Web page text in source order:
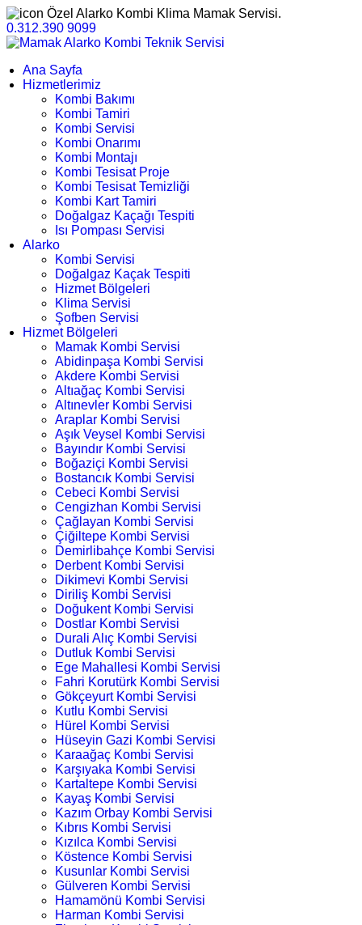
Özel Alarko Kombi Klima Mamak Servisi.
0.312.390 9099
Ana Sayfa
Hizmetlerimiz
Kombi Bakımı
Kombi Tamiri
Kombi Servisi
Kombi Onarımı
Kombi Montajı
Kombi Tesisat Proje
Kombi Tesisat Temizliği
Kombi Kart Tamiri
Doğalgaz Kaçağı Tespiti
Isı Pompası Servisi
Alarko
Kombi Servisi
Doğalgaz Kaçak Tespiti
Hizmet Bölgeleri
Klima Servisi
Şofben Servisi
Hizmet Bölgeleri
Mamak Kombi Servisi
Abidinpaşa Kombi Servisi
Akdere Kombi Servisi
Altıağaç Kombi Servisi
Altınevler Kombi Servisi
Araplar Kombi Servisi
Aşık Veysel Kombi Servisi
Bayındır Kombi Servisi
Boğaziçi Kombi Servisi
Bostancık Kombi Servisi
Cebeci Kombi Servisi
Cengizhan Kombi Servisi
Çağlayan Kombi Servisi
Çiğiltepe Kombi Servisi
Demirlibahçe Kombi Servisi
Derbent Kombi Servisi
Dikimevi Kombi Servisi
Diriliş Kombi Servisi
Doğukent Kombi Servisi
Dostlar Kombi Servisi
Durali Alıç Kombi Servisi
Dutluk Kombi Servisi
Ege Mahallesi Kombi Servisi
Fahri Korutürk Kombi Servisi
Gökçeyurt Kombi Servisi
Kutlu Kombi Servisi
Hürel Kombi Servisi
Hüseyin Gazi Kombi Servisi
Karaağaç Kombi Servisi
Karşıyaka Kombi Servisi
Kartaltepe Kombi Servisi
Kayaş Kombi Servisi
Kazım Orbay Kombi Servisi
Kıbrıs Kombi Servisi
Kızılca Kombi Servisi
Köstence Kombi Servisi
Kusunlar Kombi Servisi
Gülveren Kombi Servisi
Hamamönü Kombi Servisi
Harman Kombi Servisi